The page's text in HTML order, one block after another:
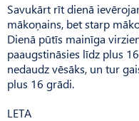
Savukārt rīt dienā
mākoņains, bet starp
Dienā pūtīs mainīga
paaugstināsies līdz plus
nedaudz vēsāks, un tur
plus 16 grādi.
LETA